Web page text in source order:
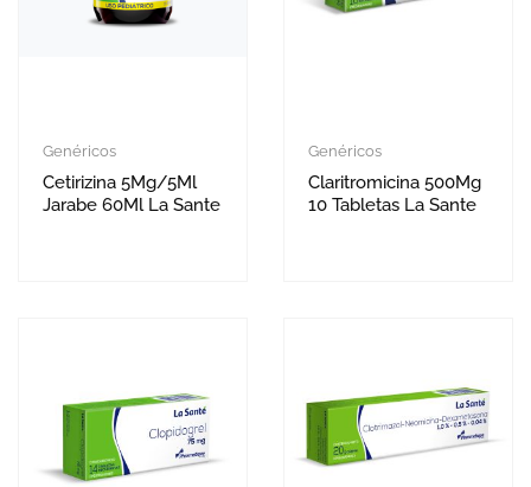
Genéricos
Cetirizina 5Mg/5Ml
Jarabe 60Ml La Sante
Genéricos
Claritromicina 500Mg
10 Tabletas La Sante